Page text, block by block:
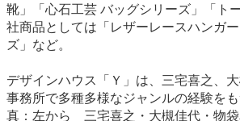
靴」「心石工芸 バッグシリーズ」「ト
社商品としては「レザーレースハンガ
ズ」など。
デザインハウス「Ｙ」は、三宅喜之、
事務所で多種多様なジャンルの経験を
真：左から 三宅喜之・大槻佳代・物袋